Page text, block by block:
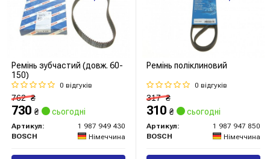
Ремінь зубчастий (довж. 60-
150)
0 відгуків
762₴
730 ₴ сьогодні
Артикул:
1 987 949 430
BOSCH
Німеччина
Ремінь поліклиновий
0 відгуків
317₴
310 ₴ сьогодні
Артикул:
1 987 947 850
BOSCH
Німеччина